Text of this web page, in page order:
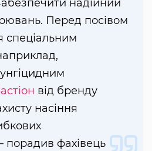
надійний
Перед посівом
спеціальним
від бренду
насіння
фахівець